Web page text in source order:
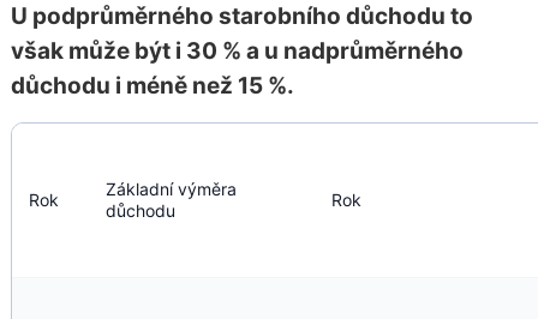
U podprůměrného starobního důchodu to
však může být i 30 % a u nadprůměrného
důchodu i méně než 15 %.
Rok
Základní výměra
důchodu
Rok